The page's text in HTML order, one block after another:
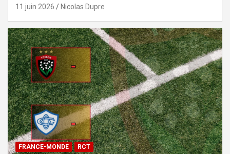
11 juin 2026 Nicolas Dupre
FRANCE-MONDE RCT